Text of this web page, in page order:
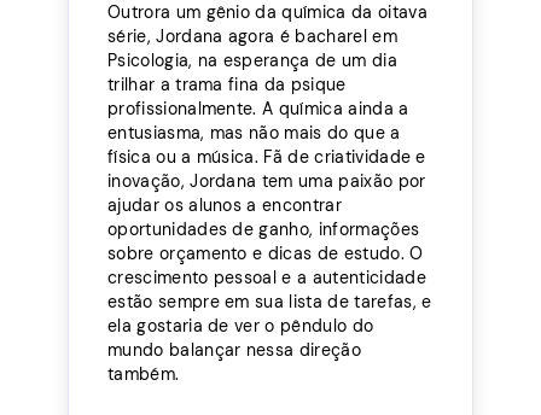
Outrora um gênio da química da oitava
série, Jordana agora é bacharel em
Psicologia, na esperança de um dia
trilhar a trama fina da psique
profissionalmente. A química ainda a
entusiasma, mas não mais do que a
física ou a música. Fã de criatividade e
inovação, Jordana tem uma paixão por
ajudar os alunos a encontrar
oportunidades de ganho, informações
sobre orçamento e dicas de estudo. O
crescimento pessoal e a autenticidade
estão sempre em sua lista de tarefas, e
ela gostaria de ver o pêndulo do
mundo balançar nessa direção
também.